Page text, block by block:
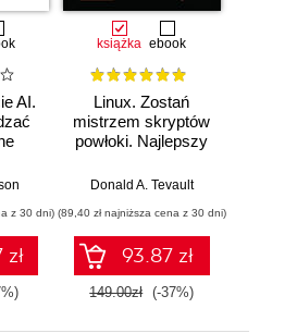
AI.
z 30 dni)
książka ebook
Linux. Zostań
mistrzem skryptów
powłoki. Najlepszy
którym
zautomatyzujesz i
usprawnisz każde
zadanie
Donald A. Tevault
(89,40 zł najniższa cena z 30 dni)
93.87 zł
149.00zł (-37%)